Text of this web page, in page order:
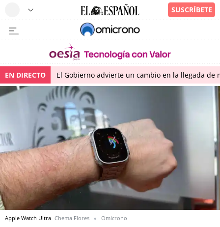
EN DIRECTO El Gobierno advierte un cambio en la llegada
Apple Watch Ultra Chema Flores Omicrono